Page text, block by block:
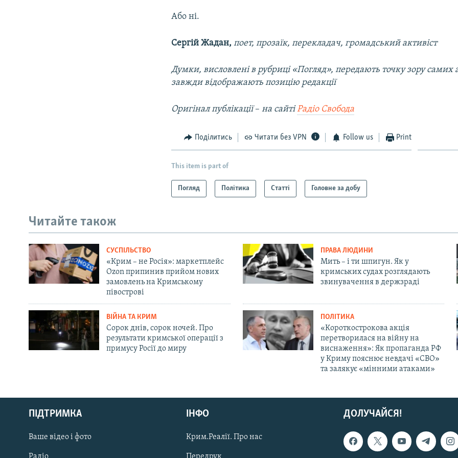
Русский
Qırımtatar
ДОЛУЧАЙСЯ!
Або ні.
Сергій Жадан, поет, прозаїк, перекладач, громадський активіст
Думки, висловлені в рубриці «Погляд», передають точку зору самих
завжди відображають позицію редакції
Оригінал публікації–​на сайтіРадіо Свобода
Поділитись Читати без VPN Follow us Print
This item is part of
Погляд Політика Статті Головне за добу
Читайте також
СУСПІЛЬСТВО
«Крим – не Росія»: маркетплейс
Ozon припинив прийом нових
замовлень на Кримському
півострові
ПРАВА ЛЮДИНИ
Мить – і ти шпигун. Як у
кримських судах розглядають
звинувачення в держзраді
ВІЙНА ТА КРИМ
Сорок днів, сорок ночей. Про
результати кримської операції з
примусу Росії до миру
ПОЛІТИКА
«Короткострокова акція
перетворилася на війну на
виснаження»: Як пропаганда РФ
у Криму пояснює невдачі «СВО»
та залякує «мінними атаками»
ДОЛУЧАЙСЯ!
ПІДТРИМКА
Ваше відео і фото
ІНФО
Крим.Реалії. Про нас